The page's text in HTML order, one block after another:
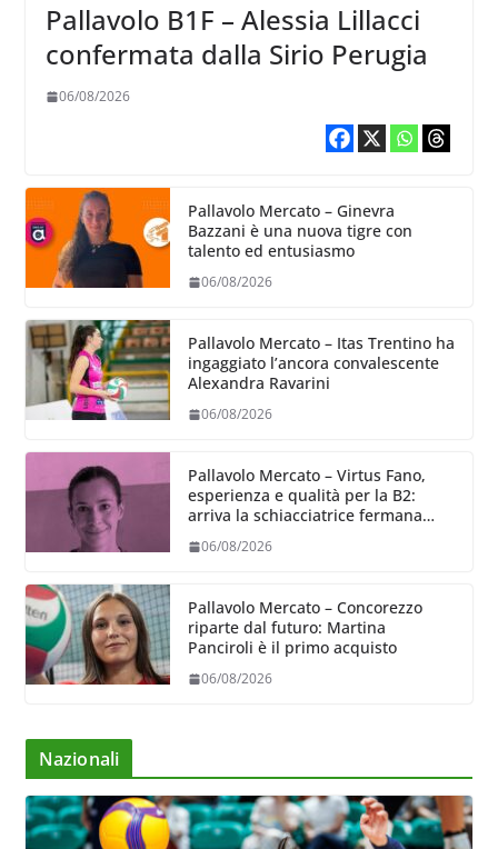
Pallavolo B1F – Alessia Lillacci
confermata dalla Sirio Perugia
06/08/2026
Pallavolo Mercato – Ginevra
Bazzani è una nuova tigre con
talento ed entusiasmo
06/08/2026
Pallavolo Mercato – Itas Trentino ha
ingaggiato l’ancora convalescente
Alexandra Ravarini
06/08/2026
Pallavolo Mercato – Virtus Fano,
esperienza e qualità per la B2:
arriva la schiacciatrice fermana
06/08/2026
Pallavolo Mercato – Concorezzo
riparte dal futuro: Martina
Panciroli è il primo acquisto
06/08/2026
Nazionali